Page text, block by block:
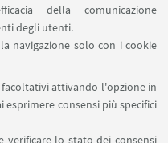
della comunicazione
degli utenti.
navigazione solo con i cookie
attivando l'opzione in
esprimere consensi più specifici
verificare lo stato dei consensi
SU:
SU: